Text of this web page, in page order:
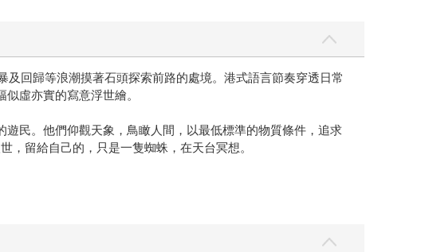
回歸等浪潮摸著石頭探索前路的處境。港式語言節奏穿透日常
虛亦實的寫意浮世繪。
民。他們仰觀天象，鳥瞰人間，以最低標準的物質條件，追求
留給自己的，只是一隻蜘蛛，在天台冥想。